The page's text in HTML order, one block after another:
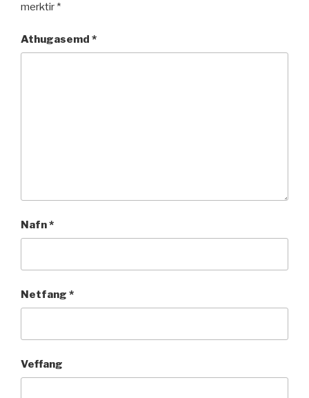
merktir *
Athugasemd *
Nafn*
Netfang *
Veffang